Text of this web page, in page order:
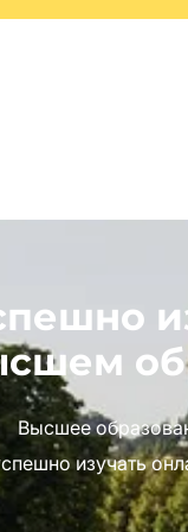
Высшее
изучать